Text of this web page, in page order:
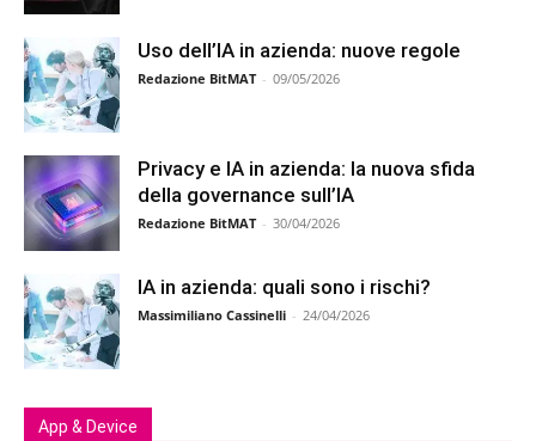
Uso dell’IA in azienda: nuove regole
Redazione BitMAT - 09/05/2026
Privacy e IA in azienda: la nuova sfida
della governance sull’IA
Redazione BitMAT - 30/04/2026
IA in azienda: quali sono i rischi?
Massimiliano Cassinelli - 24/04/2026
App & Device